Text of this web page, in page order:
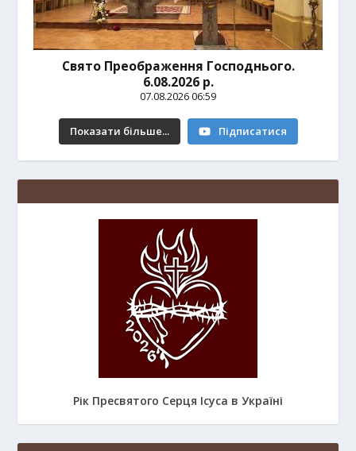
Свято Преображення Господнього.
6.08.2026 р.
07.08.2026 06:59
Показати більше... Підписатися
Рік Пресвятого Серця Ісуса в Україні